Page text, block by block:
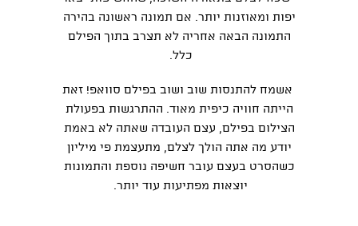
יפות ומאוזנות יותר. אם תמונה ראשונה בהירה
התמונה הבאה אחריה לא תצרב בתוך הפילם
כלל.
אשמח להתנסות שוב ושוב בפילם סוואפ! זאת
הייתה חוויה כיפית מאוד. ההתרגשות בפעולת
הצילום בפילם, עצם העובדה שאתה לא באמת
יודע מה אתה הולך לצלם, מתעצמת פי מיליון
כשהסרט בעצם עובר חשיפה נוספת והתמונות
יוצאות מפתיעות עוד יותר.